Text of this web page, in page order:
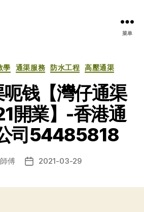
菜单
分
學 通渠服務 防水工程 高壓通渠
钱【灣仔通渠
開業】-香港通
司54485818
傅
发 2021-03-29